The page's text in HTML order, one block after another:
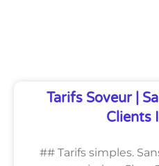
Tarifs Soveur |
Clients
## Tarifs simples.